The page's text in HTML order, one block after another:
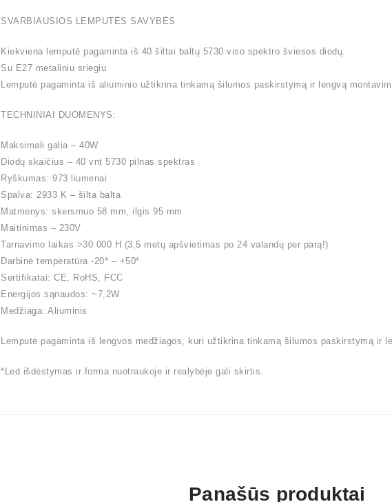
SVARBIAUSIOS LEMPUTĖS SAVYBĖS
Kiekviena lemputė pagaminta iš 40 šiltai baltų 5730 viso spektro šviesos diodų.
Su E27 metaliniu sriegiu
Lemputė pagaminta iš aliuminio užtikrina tinkamą šilumos paskirstymą ir lengvą
TECHNINIAI DUOMENYS:
Maksimali galia – 40W
Diodų skaičius – 40 vnt 5730 pilnas spektras
Ryškumas: 973 liumenai
Spalva: 2933 K – šilta balta
Matmenys: skersmuo 58 mm, ilgis 95 mm
Maitinimas – 230V
Tarnavimo laikas >30 000 H (3,5 metų apšvietimas po 24 valandų per parą!)
Darbinė temperatūra -20* – +50*
Sertifikatai: CE, RoHS, FCC
Energijos sąnaudos: ~7,2W
Medžiaga: Aliuminis
Lemputė pagaminta iš lengvos medžiagos, kuri užtikrina tinkamą šilumos paskirstymą ir
*Led išdėstymas ir forma nuotraukoje ir realybėje gali skirtis.
Panašūs produktai